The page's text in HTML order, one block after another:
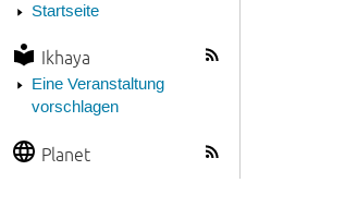
Startseite
Ikhaya
Eine Veranstaltung
vorschlagen
Planet